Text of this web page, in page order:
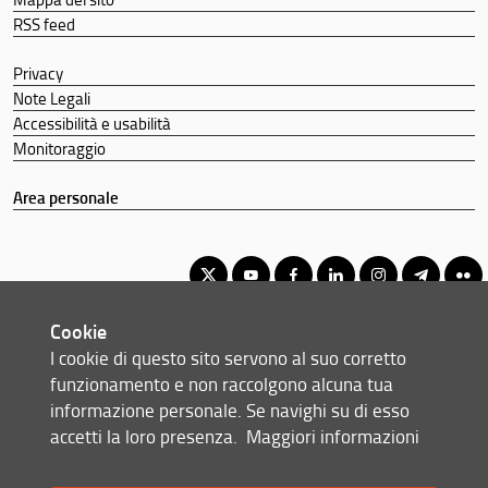
RSS feed
Privacy
Note Legali
Accessibilità e usabilità
Monitoraggio
Area personale
Corso di Laurea triennale in Scienze Giuridiche della Sicurezza
© Copyright 2012-2026 Università degli Studi di Firenze UNIFI
P.IVA/Cod.Fis 01279680480
Via delle Pandette, 32 - 50127 Firenze (FI)
Cookie
I cookie di questo sito servono al suo corretto
funzionamento e non raccolgono alcuna tua
informazione personale. Se navighi su di esso
accetti la loro presenza. Maggiori informazioni